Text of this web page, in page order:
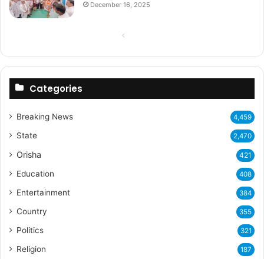
December 16, 2025
Previous
Categories
Breaking News 4,459
State 2,470
Orisha 421
Education 408
Entertainment 384
Country 355
Politics 321
Religion 187